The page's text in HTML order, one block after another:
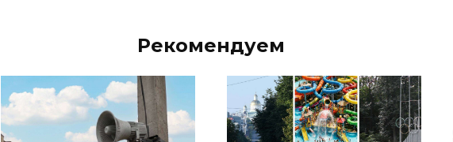
Рекомендуем